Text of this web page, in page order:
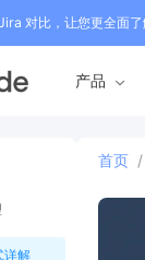
对比，让您更全面
产品
详解
首页 /